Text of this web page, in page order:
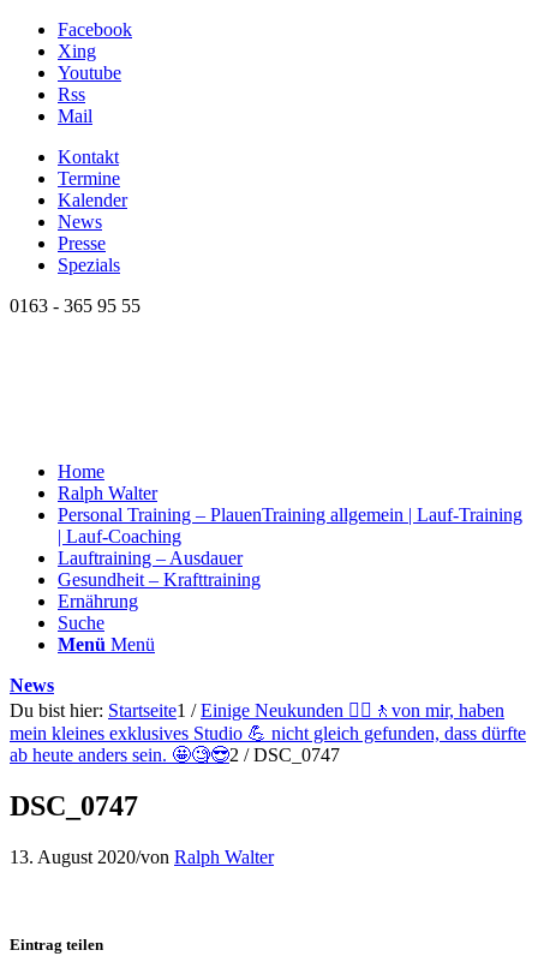
Facebook
Xing
Youtube
Rss
Mail
Kontakt
Termine
Kalender
News
Presse
Spezials
0163 - 365 95 55
Home
Ralph Walter
Personal Training – PlauenTraining allgemein | Lauf-Training
| Lauf-Coaching
Lauftraining – Ausdauer
Gesundheit – Krafttraining
Ernährung
Suche
Menü Menü
News
Du bist hier: Startseite1 / Einige Neukunden 🚶‍♀️🚶von mir, haben
mein kleines exklusives Studio 💪 nicht gleich gefunden, dass dürfte
ab heute anders sein. 🤩🧐😎2 / DSC_0747
DSC_0747
13. August 2020/von Ralph Walter
Eintrag teilen